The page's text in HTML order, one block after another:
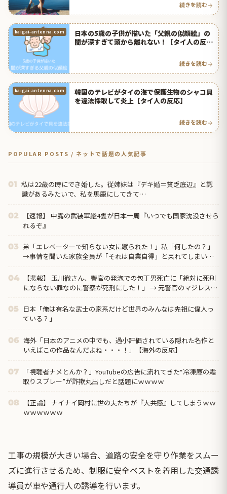
続きを読む
kaigai-antenna.com
日本の5歳の子供が描いた「父親の似顔絵」の
闇が深すぎて頭から離れない！【タイ人の反
続きを読む
kaigai-antenna.com
韓国のテレビがタイの海で保護生物のシャコ貝
を違法採取して炎上【タイ人の反応】
続きを読む
POPULAR POSTS / ネットで話題の人気記事
01 私は22歳の時にでき婚した。従姉妹は『デキ婚＝貧乏底辺』と認
識があるみたいで、私を馬鹿にしてきて…
02
【速報】 中露の武装軍艦4隻が日本一周『いつでも国家沈没させら
れるぞ』
03 弟「エレベーターで知らない女に蹴られた！」私「何したの？」
→事情を聞いた家族全員が「それは自業自得」と呆れてしまい…
04
【悲報】 玉川徹さん、警官の発泡での包丁男死亡に「絶対に死刑
にならない罪なのに警察が死刑にした！」 → 元警官のマジレスが
05 日本「俺は有名な武士の家系だけど世界のみんなは先祖に偉人っ
ている？」
06 海外「日本のアニメの中でも、過小評価されている隠れた名作と
いえばこの作品なんだよね・・・！」【海外の反応】
07
「視聴者ナメとんか？」YouTubeの広告に流れてきた“冷凍庫の霜
取りスプレー”が詐欺丸出しだと話題にｗｗｗｗ
08
【正論】 ナイナイ岡村に世の夫たちが『大共感』してしまうｗｗ
ｗｗｗｗｗｗ
工事の規模が大きい場合、道路の安全を守り作業をスムー
ズに進行させるため、制服に安全ベストを着用した交通誘
導員が車や通行人の誘導を行います。